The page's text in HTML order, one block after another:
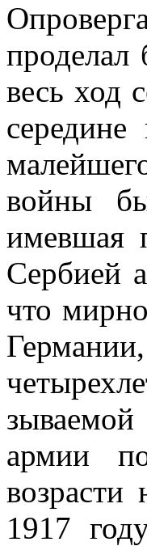
весь ход
войны
имевшая
Сербией
что
армии
1917